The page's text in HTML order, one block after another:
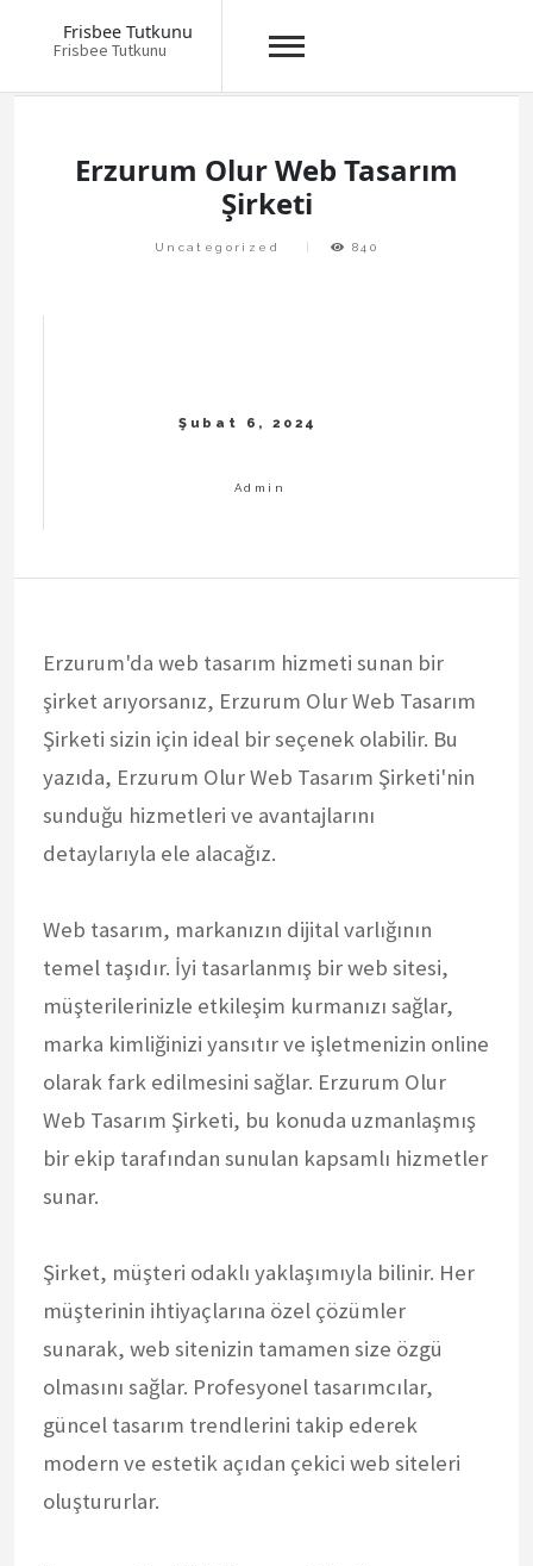
Frisbee Tutkunu
Frisbee Tutkunu
Erzurum Olur Web Tasarım
Şirketi
Uncategorized 840
Erzurum'da web tasarım hizmeti sunan bir
şirket arıyorsanız, Erzurum Olur Web Tasarım
Şirketi sizin için ideal bir seçenek olabilir. Bu
yazıda, Erzurum Olur Web Tasarım Şirketi'nin
sunduğu hizmetleri ve avantajlarını
detaylarıyla ele alacağız.
Web tasarım, markanızın dijital varlığının
temel taşıdır. İyi tasarlanmış bir web sitesi,
müşterilerinizle etkileşim kurmanızı sağlar,
marka kimliğinizi yansıtır ve işletmenizin online
olarak fark edilmesini sağlar. Erzurum Olur
Web Tasarım Şirketi, bu konuda uzmanlaşmış
bir ekip tarafından sunulan kapsamlı hizmetler
sunar.
Şirket, müşteri odaklı yaklaşımıyla bilinir. Her
müşterinin ihtiyaçlarına özel çözümler
sunarak, web sitenizin tamamen size özgü
olmasını sağlar. Profesyonel tasarımcılar,
güncel tasarım trendlerini takip ederek
modern ve estetik açıdan çekici web siteleri
oluştururlar.